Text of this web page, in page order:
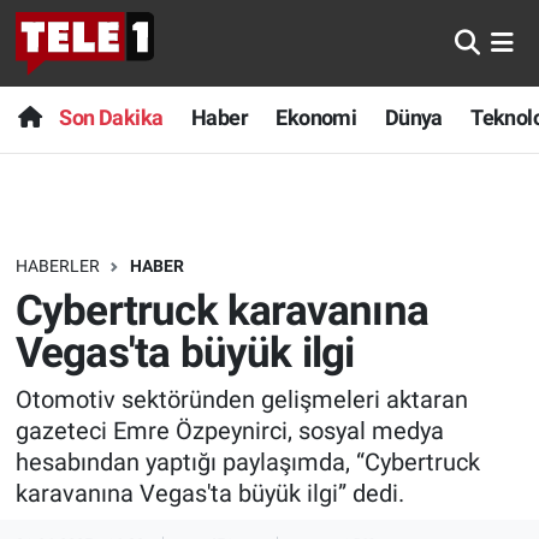
Son Dakika Haber Ekonomi Dünya
HABERLER HABER
Cybertruck karavanına
Vegas'ta büyük ilgi
Otomotiv sektöründen gelişmeleri aktaran
gazeteci Emre Özpeynirci, sosyal medya
hesabından yaptığı paylaşımda, “Cybertruck
karavanına Vegas'ta büyük ilgi” dedi.
Anında Manşet
Başka Sohbetler
Bilim turu
Bilim ve Teknoloji Evreni
Doğa Konuşuyor
Dünya
Son Dakika
Haber
Dünya
Teknoloji
Sağlık
Spor
Nöbetçi Eczaneler
Hava Durumu
Trafik Durumu
Süper Lig Puan Durumu ve Fikstür
Tüm Manşetler
Son Dakika Haberleri